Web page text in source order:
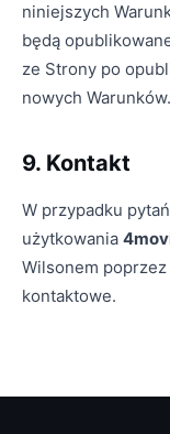
niniejszych
będą
ze Strony po
nowych Warunków.
9. Kontakt
W przypadku
użytkowania
Wilsonem
kontaktowe.